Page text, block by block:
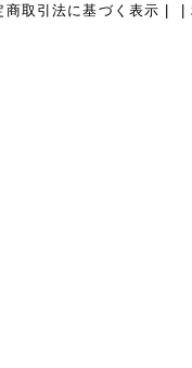
商取引法に基づく表示 | |